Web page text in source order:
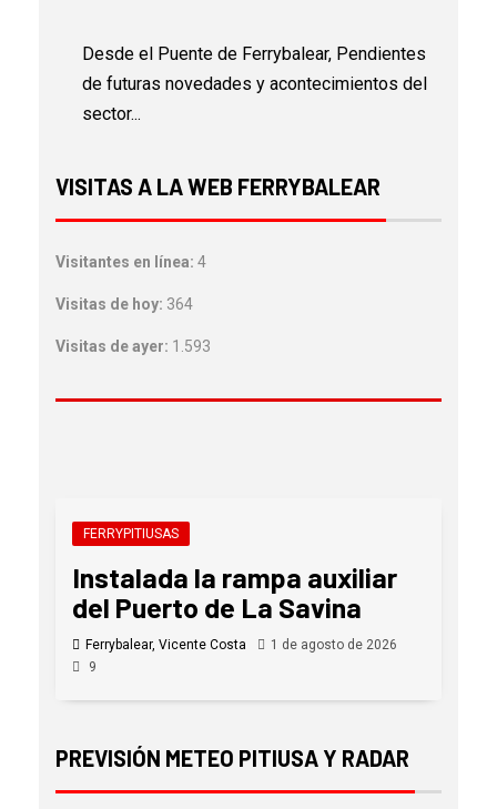
Desde el Puente de Ferrybalear, Pendientes
de futuras novedades y acontecimientos del
sector...
VISITAS A LA WEB FERRYBALEAR
Visitantes en línea: 4
Visitas de hoy: 364
Visitas de ayer: 1.593
FERRYPITIUSAS
Instalada la rampa auxiliar
del Puerto de La Savina
Ferrybalear, Vicente Costa
1 de agosto de 2026
9
PREVISIÓN METEO PITIUSA Y RADAR